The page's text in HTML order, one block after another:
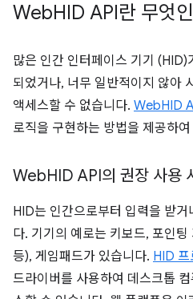
WebHID API란 무엇
많은 인간 인터페이스 기기 (HID)
되었거나, 너무 일반적이지 않아
액세스할 수 없습니다. WebHID
로직을 구현하는 방법을 제공하
WebHID API의 권장 사용
HID는 인간으로부터 입력을 받거
다. 기기의 예로는 키보드, 포인
등), 게임패드가 있습니다. HID
드라이버를 사용하여 데스크톱